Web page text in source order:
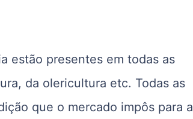
estão presentes em todas as
da olericultura etc. Todas as
que o mercado impôs para a